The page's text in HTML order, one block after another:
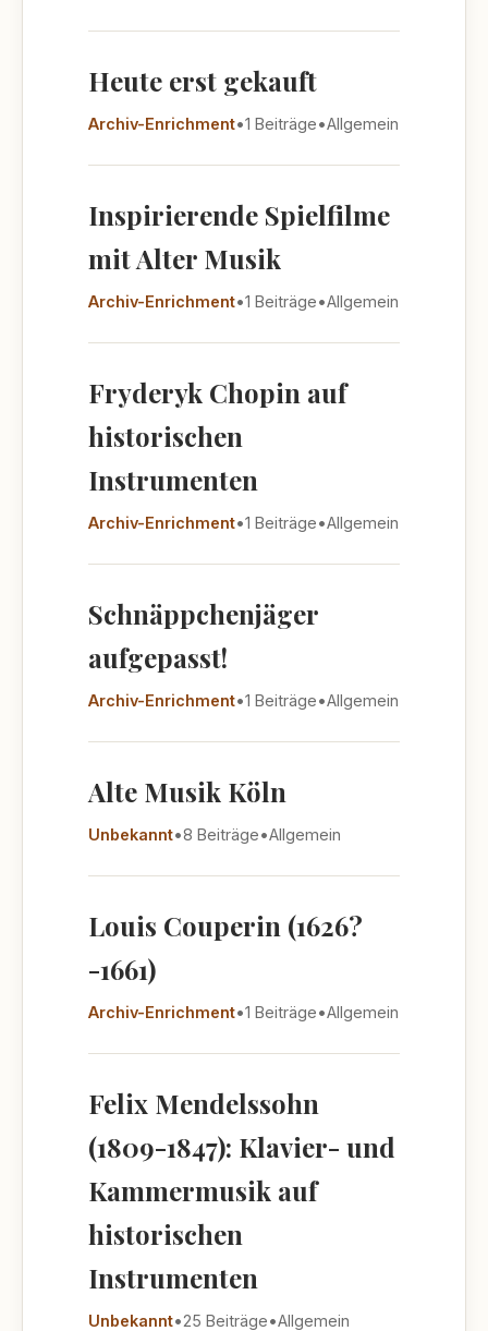
Heute erst gekauft
Archiv-Enrichment•1 Beiträge•Allgemein
Inspirierende Spielfilme
mit Alter Musik
Archiv-Enrichment•1 Beiträge•Allgemein
Fryderyk Chopin auf
historischen
Instrumenten
Archiv-Enrichment•1 Beiträge•Allgemein
Schnäppchenjäger
aufgepasst!
Archiv-Enrichment•1 Beiträge•Allgemein
Alte Musik Köln
Unbekannt•8 Beiträge•Allgemein
Louis Couperin (1626?
-1661)
Archiv-Enrichment•1 Beiträge•Allgemein
Felix Mendelssohn
(1809-1847): Klavier- und
Kammermusik auf
historischen
Instrumenten
Unbekannt•25 Beiträge•Allgemein